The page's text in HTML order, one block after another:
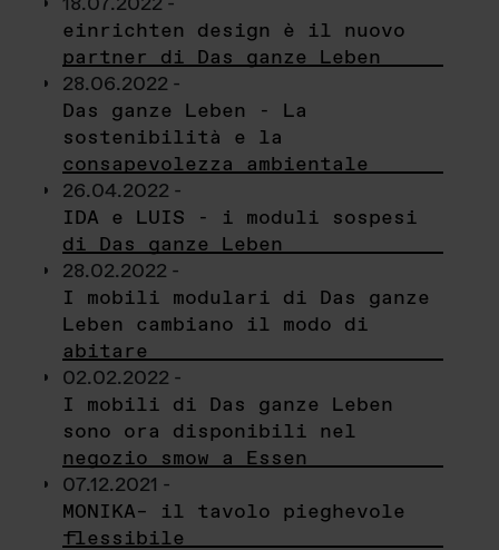
einrichten design è il nuovo
partner di Das ganze Leben
28.06.2022 -
Das ganze Leben - La
sostenibilità e la
consapevolezza ambientale
26.04.2022 -
IDA e LUIS - i moduli sospesi
di Das ganze Leben
28.02.2022 -
I mobili modulari di Das ganze
Leben cambiano il modo di
abitare
02.02.2022 -
I mobili di Das ganze Leben
sono ora disponibili nel
negozio smow a Essen
07.12.2021 -
MONIKA– il tavolo pieghevole
flessibile